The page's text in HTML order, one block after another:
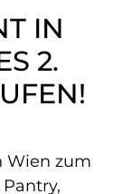
IN
2.
Wien zum